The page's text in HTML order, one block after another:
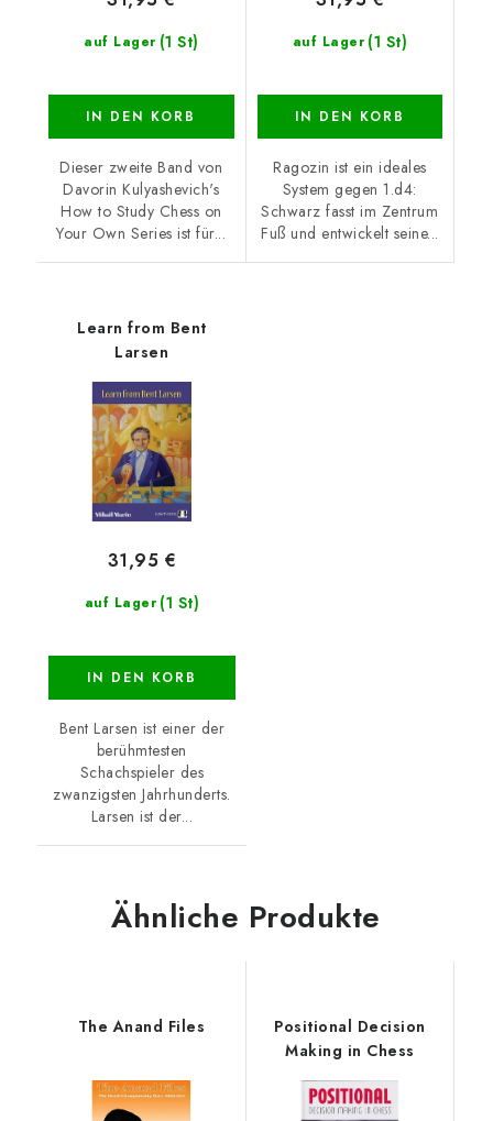
auf Lager (1 St)
IN DEN KORB
Dieser zweite Band von
Davorin Kulyashevich's
How to Study Chess on
Your Own Series ist für...
auf Lager (1 St)
IN DEN KORB
Ragozin ist ein ideales
System gegen 1.d4:
Schwarz fasst im Zentrum
Fuß und entwickelt seine...
Learn from Bent
Larsen
auf Lager (1 St)
31,95 €
IN DEN KORB
Bent Larsen ist einer der
berühmtesten
Schachspieler des
zwanzigsten Jahrhunderts.
Larsen ist der...
Ähnliche Produkte
The Anand Files
Positional Decision
Making in Chess